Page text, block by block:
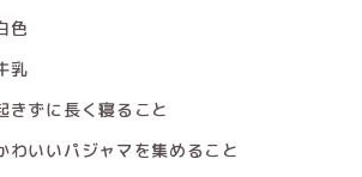
色
乳
きずに長く寝ること
わいいパジャマを集めること